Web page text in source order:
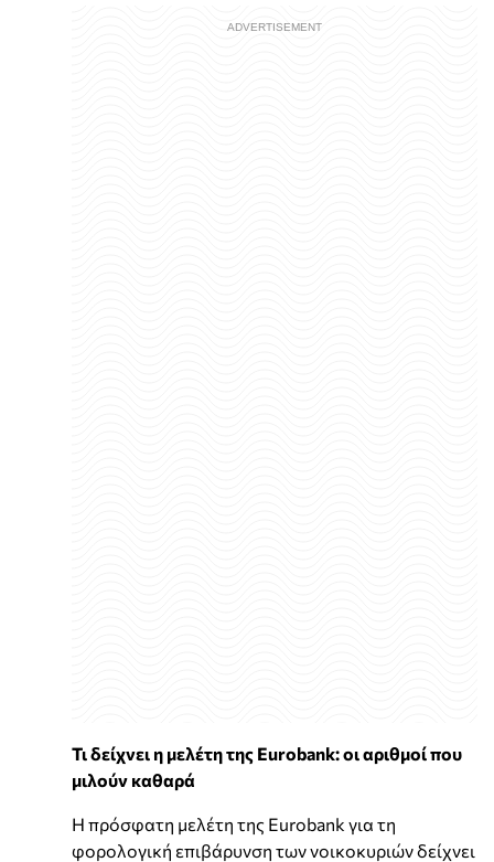
Τι δείχνει η μελέτη της Eurobank: οι αριθμοί που
μιλούν καθαρά
Η πρόσφατη μελέτη της Eurobank για τη
φορολογική επιβάρυνση των νοικοκυριών δείχνει